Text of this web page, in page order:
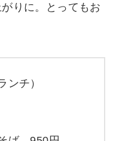
りに。とってもお
ンチ）